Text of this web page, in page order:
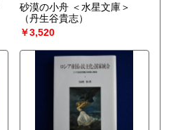
砂漠の小舟 ＜水星文庫＞
（丹生谷貴志）
￥3,520